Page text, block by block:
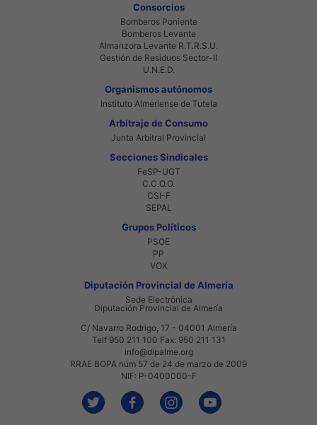
Consorcios
Bomberos Poniente
Bomberos Levante
Almanzora Levante R.T.R.S.U.
Gestión de Residuos Sector-II
U.N.E.D.
Organismos autónomos
Instituto Almeriense de Tutela
Arbitraje de Consumo
Junta Arbitral Provincial
Secciones Sindicales
FeSP-UGT
C.C.O.O.
CSI-F
SEPAL
Grupos Políticos
PSOE
PP
VOX
Diputación Provincial de Almería
Sede Electrónica
Diputación Provincial de Almería
C/ Navarro Rodrigo, 17 - 04001 Almería
Telf 950 211 100 Fax: 950 211 131
info@dipalme.org
RRAE BOPA núm 57 de 24 de marzo de 2009
NIF: P-0400000-F